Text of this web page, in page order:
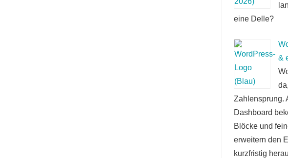
eine Delle?
&
Zahlensprung.
Dashboard
Blöcke und
erweitern den
kurzfristig